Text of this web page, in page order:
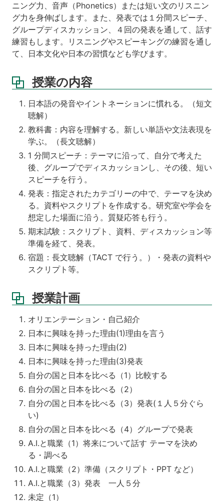
ニング力、音声（Phonetics）または短い文のリスニン
グ力を身伸ばします。また、発表では１分間スピーチ、
グループディスカッション、４回の発表を通して、話す
練習もします。リスニングやスピーキングの練習を通し
て、日本文化や日本の習慣なども学びます。
授業の内容
日本語の発音やイントネーションに慣れる。（短文
聴解）
教科書：内容を理解する。新しい単語や文法表現を
学ぶ。（長文聴解）
1 分間スピーチ：テーマに沿って、自分で考えた
後、グループでディスカッションし、その後、短い
スピーチを行う。
発表：指定されたカテゴリーの中で、テーマを決め
る。資料やスクリプトを作成する。研究室や学会を
想定した場面に沿う。質疑応答も行う。
期末試験：スクリプト、資料、ディスカッション等
準備を経て、発表。
宿題：長文聴解（TACT で行う。）・発表の資料や
スクリプト等。
授業計画
オリエンテーション・自己紹介
日本に興味を持った理由(1)理由を言う
日本に興味を持った理由(2)
日本に興味を持った理由(3)発表
自分の国と日本を比べる（1）比較する
自分の国と日本を比べる（2）
自分の国と日本を比べる（3）発表(１人５分ぐら
い)
自分の国と日本を比べる（4）グループで発表
A.I.と職業（1）将来について話す テーマを決め
る・調べる
A.I.と職業（2）準備（スクリプト・PPT など）
A.I.と職業（3）発表 一人５分
未定（1）